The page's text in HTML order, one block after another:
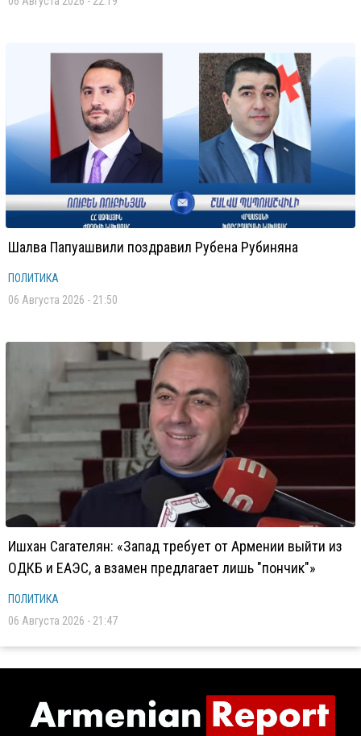
Шалва Папуашвили поздравил Рубена Рубиняна
ПОЛИТИКА
06 Августа 2026 - 21:50
Ишхан Сагателян: «Запад требует от Армении выйти из
ОДКБ и ЕАЭС, а взамен предлагает лишь "пончик"»
ПОЛИТИКА
06 Августа 2026 - 21:47